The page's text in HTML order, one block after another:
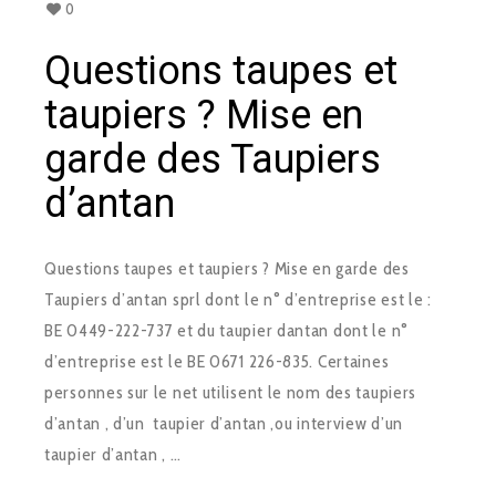
0
Questions taupes et
taupiers ? Mise en
garde des Taupiers
d’antan
Questions taupes et taupiers ? Mise en garde des
Taupiers d’antan sprl dont le n° d’entreprise est le :
BE 0449-222-737 et du taupier dantan dont le n°
d’entreprise est le BE 0671 226-835. Certaines
personnes sur le net utilisent le nom des taupiers
d’antan , d’un taupier d’antan ,ou interview d’un
taupier d’antan , …